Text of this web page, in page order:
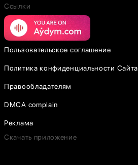
Ссылки
Пользовательское соглашение
Политика конфиденциальности Сайта
Правообладателям
DMCA complain
Реклама
Скачать приложение